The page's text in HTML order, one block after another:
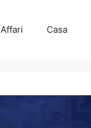
Affari Casa